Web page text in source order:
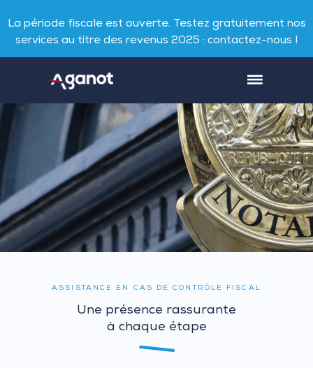
La période fiscale est ouverte. Testez gratuitement nos
services au titre des revenus 2025 : contactez-nous !
ASSISTANCE EN CAS DE CONTRÔLE FISCAL
Une présence rassurante
à chaque étape